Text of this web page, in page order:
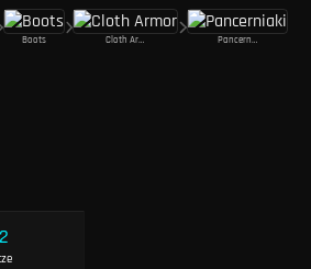
Boots Cloth Armor Pancerniaki